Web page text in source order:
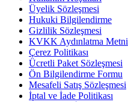
Üyelik Sözleşmesi
Hukuki Bilgilendirme
Gizlilik Sözleşmesi
KVKK Aydınlatma Metni
Çerez Politikası
Ücretli Paket Sözleşmesi
Ön Bilgilendirme Formu
Mesafeli Satış Sözleşmesi
İptal ve İade Politikası